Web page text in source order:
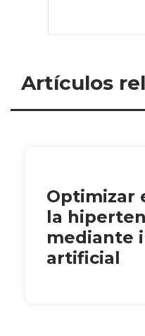
Artículos
Optimizar
la
mediante
artificial